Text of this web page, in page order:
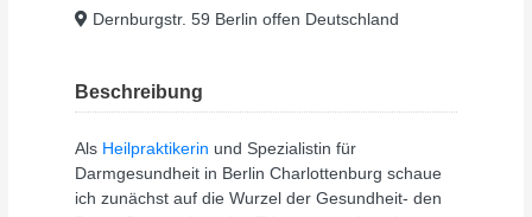
Dernburgstr. 59 Berlin offen Deutschland
Beschreibung
Als Heilpraktikerin und Spezialistin für
Darmgesundheit in Berlin Charlottenburg schaue
ich zunächst auf die Wurzel der Gesundheit- den